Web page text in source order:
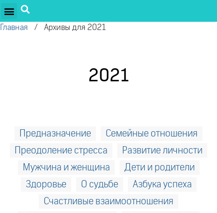
Главная / Архивы для 2021
2021
Предназначение
Семейные отношения
Преодоление стресса
Развитие личности
Мужчина и женщина
Дети и родители
Здоровье
О судьбе
Азбука успеха
Счастливые взаимоотношения